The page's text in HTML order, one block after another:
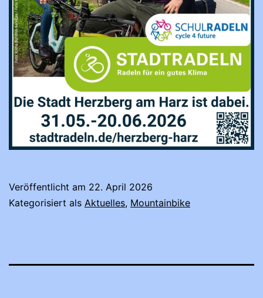
Veröffentlicht am 22. April 2026
Kategorisiert als Aktuelles, Mountainbike